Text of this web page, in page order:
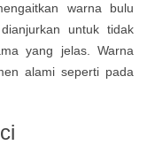
warna bulu
untuk tidak
yang jelas. Warna
alami seperti pada